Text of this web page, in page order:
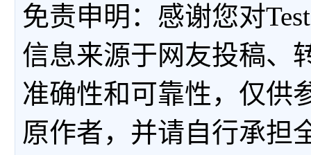
免责申明：感谢您对
信息来源于网友投稿、
准确性和可靠性，仅供
原作者，并请自行承担